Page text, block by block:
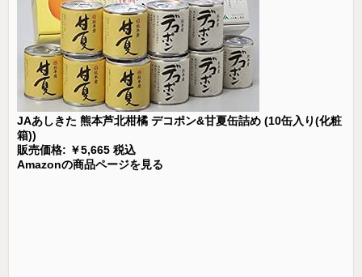
JAあしきた 熊本芦北柑橘 デコポン&甘夏缶詰め (10缶入り(化粧
箱))
販売価格: ￥5,665 税込
Amazonの商品ページを見る